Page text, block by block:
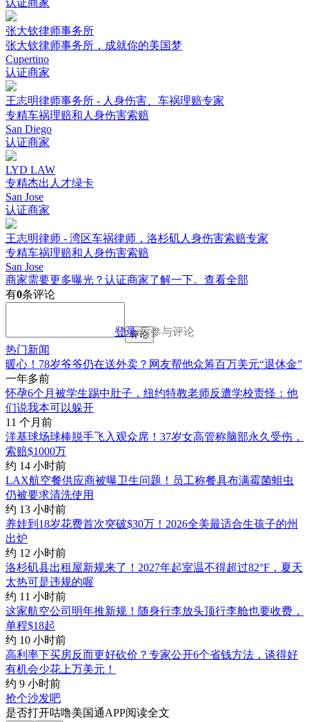
张大钦律师事务所
张大钦律师事务所，成就你的美国梦
Cupertino
认证商家
王志明律师事务所 - 人身伤害、车祸理赔专家
专精车祸理赔和人身伤害索赔
San Diego
认证商家
LYD LAW
专精杰出人才绿卡
San Jose
认证商家
王志明律师 - 湾区车祸律师，洛杉矶人身伤害索赔专家
专精车祸理赔和人身伤害索赔
San Jose
商家需要更多曝光？认证商家了解一下。 查看全部
有0条评论
登录后参与评论
评论
热门新闻
暖心！78岁爷爷仍在送外卖？网友帮他众筹百万美元“退休金”
一年多前
怀孕6个月被学生踢中肚子，纽约特教老师反遭学校责怪：他
们说我本可以躲开
11 个月前
洋基球场球棒脱手飞入观众席！37岁女高管称脑部永久受伤，
索赔$1000万
约 14 小时前
LAX航空餐供应商被曝卫生问题！员工称餐具布满霉菌蛆虫
仍被要求清洗使用
约 13 小时前
养娃到18岁花费首次突破$30万！2026全美最适合生孩子的州
出炉
约 12 小时前
洛杉矶县出租屋新规来了！2027年起室温不得超过82°F，夏天
太热可是违规的喔
约 11 小时前
这家航空公司明年推新规！随身行李放头顶行李舱也要收费，
单程$18起
约 10 小时前
高利率下买房反而更好砍价？专家公开6个省钱方法，谈得好
有机会少花上万美元！
约 9 小时前
抢个沙发吧
是否打开咕噜美国通APP阅读全文